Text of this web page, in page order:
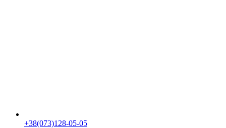
+38(073)128-05-05